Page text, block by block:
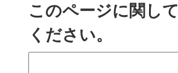
このページに関し
ください。